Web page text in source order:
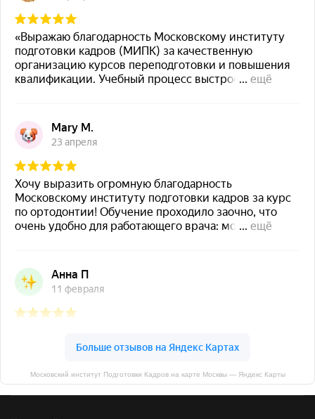
Московский институт Подготовки Кадров на карте Москвы — Яндекс Карты